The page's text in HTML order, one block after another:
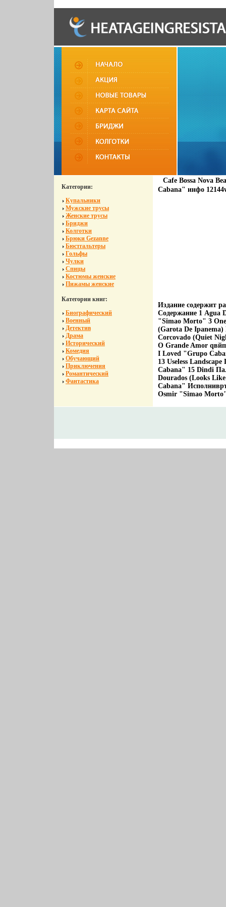
Категории:
Купальники
Мужские трусы
Женские трусы
Бриджи
Колготки
Брюки Gezanne
Бюстгальтеры
Гольфы
Чулки
Спицы
Костюмы женские
Пижамы женские
Категории книг:
Биографический
Военный
Детектив
Драма
Исторический
Комедия
Обучающий
Приключения
Романтический
Фантастика
Cafe Bossa Nova
Cabana" инфо
Издание содержит
Содержание 1 Agua
"Simao Morto" 3
(Garota De
Corcovado (Quiet
O Grande Amor
I Loved "Grupo
13 Useless
Cabana" 15 Dindi
Dourados (Looks
Cabana"
Osmir "Simao